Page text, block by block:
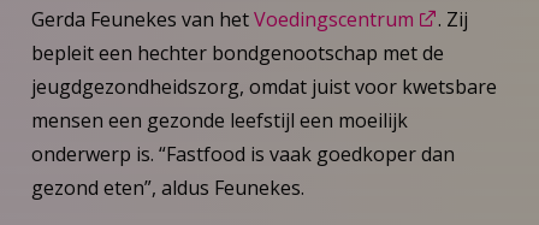
Gerda Feunekes van hetVoedingscentrum
. Zij
bepleit een hechter bondgenootschap met de
jeugdgezondheidszorg, omdat juist voor kwetsbare
mensen een gezonde leefstijl een moeilijk
onderwerp is. “Fastfood is vaak goedkoper dan
gezond eten”, aldus Feunekes.